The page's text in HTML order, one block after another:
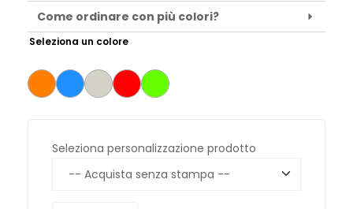
Come ordinare con più colori?
Seleziona un colore
Seleziona personalizzazione prodotto